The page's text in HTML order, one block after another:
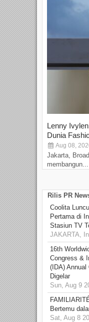
Lenny
Dunia
Aug 08,
Jakarta,
membangun...
Rilis PR
Coolita
Pertama di
Stasiun TV
JAKARTA,
16th
Congress &
(IDA) Annual
Digelar
Sun, Aug 9
Bertemu
Sat, Aug 8